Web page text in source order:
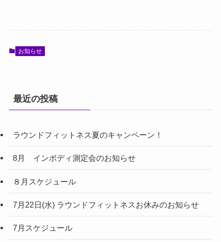
お知らせ
最近の投稿
ラウンドフィットネス夏のキャンペーン！
8月 インボディ測定会のお知らせ
８月スケジュール
7月22日(水) ラウンドフィットネスお休みのお知らせ
7月スケジュール